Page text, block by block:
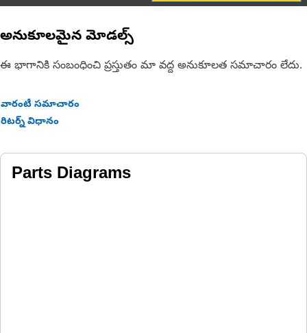
అనుకూలమైన మోడల్స్
ఈ భాగానికి సంబంధించి ప్రస్తుతం మా వద్ద అనుకూలత సమాచారం లేదు.
వారంటీ సమాచారం
రిటర్న్ విధానం
Parts Diagrams